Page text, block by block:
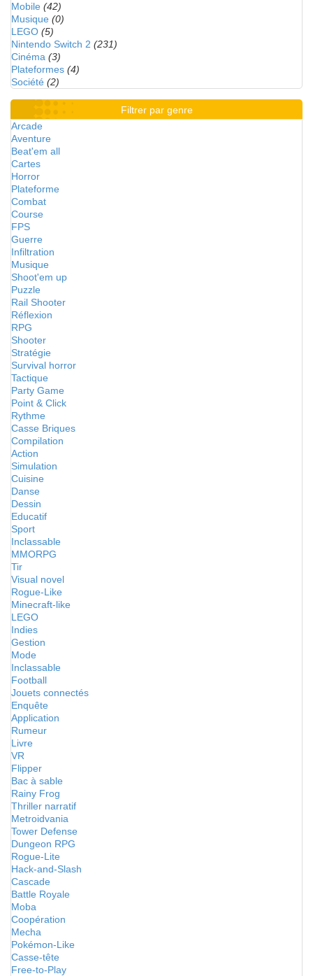
Mobile (42)
Musique (0)
LEGO (5)
Nintendo Switch 2 (231)
Cinéma (3)
Plateformes (4)
Société (2)
Filtrer par genre
Arcade
Aventure
Beat'em all
Cartes
Horror
Plateforme
Combat
Course
FPS
Guerre
Infiltration
Musique
Shoot'em up
Puzzle
Rail Shooter
Réflexion
RPG
Shooter
Stratégie
Survival horror
Tactique
Party Game
Point & Click
Rythme
Casse Briques
Compilation
Action
Simulation
Cuisine
Danse
Dessin
Educatif
Sport
Inclassable
MMORPG
Tir
Visual novel
Rogue-Like
Minecraft-like
LEGO
Indies
Gestion
Mode
Inclassable
Football
Jouets connectés
Enquête
Application
Rumeur
Livre
VR
Flipper
Bac à sable
Rainy Frog
Thriller narratif
Metroidvania
Tower Defense
Dungeon RPG
Rogue-Lite
Hack-and-Slash
Cascade
Battle Royale
Moba
Coopération
Mecha
Pokémon-Like
Casse-tête
Free-to-Play